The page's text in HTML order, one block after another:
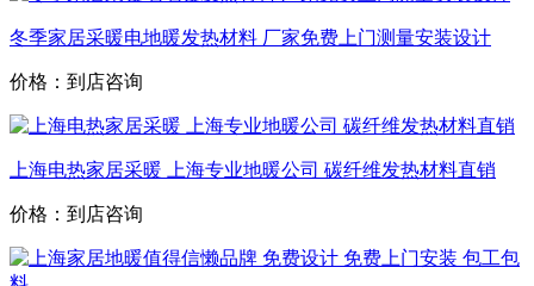
冬季家居采暖电地暖发热材料 厂家免费上门测量安装设计
价格：到店咨询
上海电热家居采暖 上海专业地暖公司 碳纤维发热材料直销
价格：到店咨询